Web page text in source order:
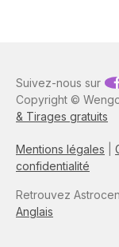
Copyright ©
& Tirages gratuits
Mentions légales
confidentialité
Suivez-nous sur
Retrouvez
Anglais